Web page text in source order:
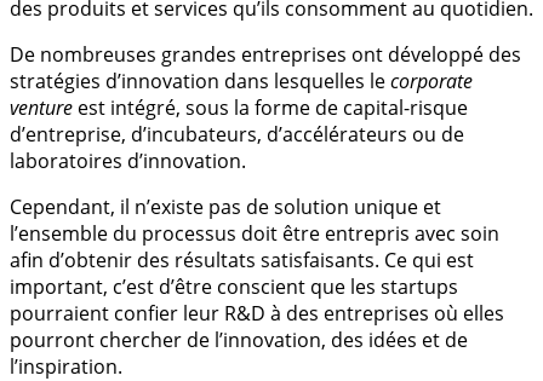
des produits et services qu’ils consomment au quotidien.
De nombreuses grandes entreprises ont développé des
stratégies d’innovation dans lesquelles lecorporate
venture est intégré, sous la forme de capital-risque
d’entreprise, d’incubateurs, d’accélérateurs ou de
laboratoires d’innovation.
Cependant, il n’existe pas de solution unique et
l’ensemble du processus doit être entrepris avec soin
afin d’obtenir des résultats satisfaisants. Ce qui est
important, c’est d’être conscient que les startups
pourraient confier leur R&D à des entreprises où elles
pourront chercher de l’innovation, des idées et de
l’inspiration.